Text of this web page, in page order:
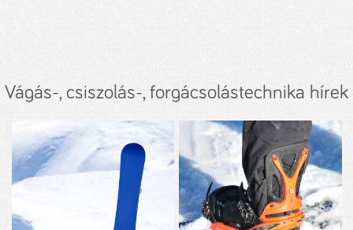
Vágás-, csiszolás-, forgácsolástechnika hírek